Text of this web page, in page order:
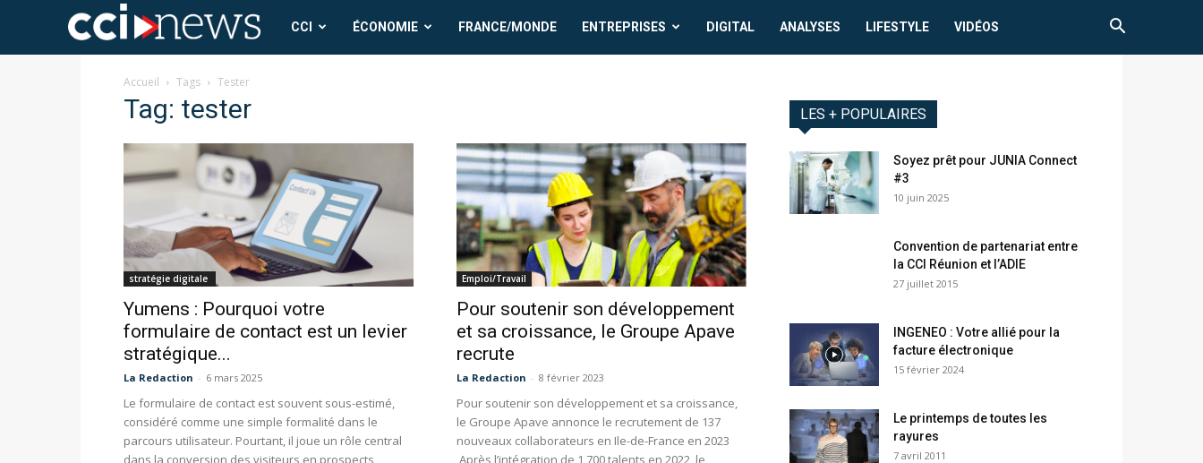
CCICCI ÉCONOMIE FRANCE/MONDE ENTREPRISES DIGITAL ANALYSES LIFESTYLE VIDÉOS
Accueil Tags Tester
Tag: tester
stratégie digitale
Yumens : Pourquoi votre
formulaire de contact est un levier
stratégique...
La Redaction - 6 mars 2025
Le formulaire de contact est souvent sous-estimé,
considéré comme une simple formalité dans le
parcours utilisateur. Pourtant, il joue un rôle central
dans la conversion des visiteurs en prospects
Emploi/Travail
Pour soutenir son développement
et sa croissance, le Groupe Apave
recrute
La Redaction - 8 février 2023
Pour soutenir son développement et sa croissance,
le Groupe Apave annonce le recrutement de 137
nouveaux collaborateurs en Ile-de-France en 2023
Après l’intégration de 1 700 talents en 2022, le
LES + POPULAIRES
Soyez prêt pour JUNIA Connect
#3
10 juin 2025
Convention de partenariat entre
la CCI Réunion et l’ADIE
27 juillet 2015
INGENEO : Votre allié pour la
facture électronique
15 février 2024
Le printemps de toutes les
rayures
7 avril 2011